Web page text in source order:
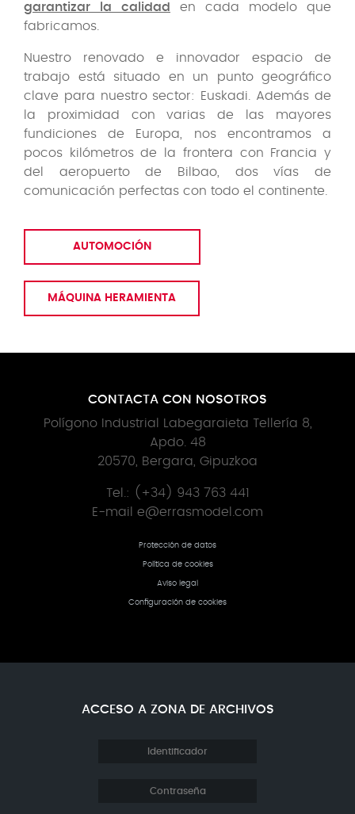
garantizar la calidad
en cada modelo que
fabricamos.
Nuestro renovado e innovador espacio de
trabajo está situado en un punto geográfico
clave para nuestro sector: Euskadi. Además de
la proximidad con varias de las mayores
fundiciones de Europa, nos encontramos a
pocos kilómetros de la frontera con Francia y
del aeropuerto de Bilbao, dos vías de
comunicación perfectas con todo el continente.
AUTOMOCIÓN
MÁQUINA HERAMIENTA
CONTACTA CON NOSOTROS
Polígono Industrial Labegaraieta Tellería 8,
Apdo. 48
20570, Bergara, Gipuzkoa
Tel.: (+34) 943 763 441
E-mail e@errasmodel.com
Protección de datos
Política de cookies
Aviso legal
Configuración de cookies
ACCESO A ZONA DE ARCHIVOS